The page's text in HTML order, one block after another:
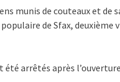
munis de couteaux et de
de Sfax, deuxième
été arrêtés après